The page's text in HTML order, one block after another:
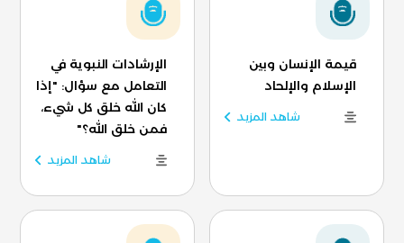
قيمة الإنسان وبين
الإسلام والإلحاد
شاهد المزيد
الإرشادات النبوية في
التعامل مع سؤال: "إذا
كان الله خلق كل شيء،
فمن خلق الله؟"
شاهد المزيد